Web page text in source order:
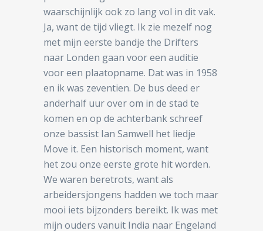
waarschijnlijk ook zo lang vol in dit vak.
Ja, want de tijd vliegt. Ik zie mezelf nog
met mijn eerste bandje the Drifters
naar Londen gaan voor een auditie
voor een plaatopname. Dat was in 1958
en ik was zeventien. De bus deed er
anderhalf uur over om in de stad te
komen en op de achterbank schreef
onze bassist Ian Samwell het liedje
Move it. Een historisch moment, want
het zou onze eerste grote hit worden.
We waren beretrots, want als
arbeidersjongens hadden we toch maar
mooi iets bijzonders bereikt. Ik was met
mijn ouders vanuit India naar Engeland